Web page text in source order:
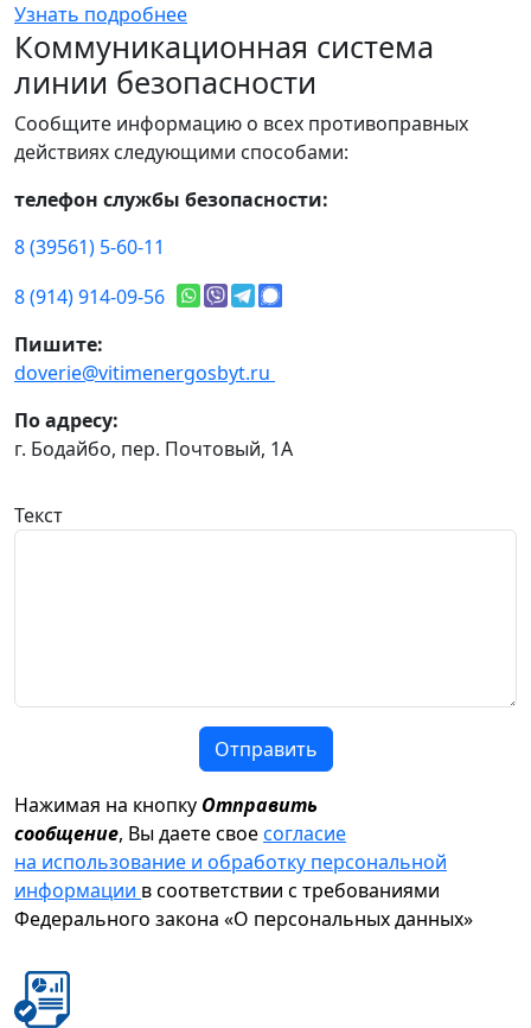
Узнать подробнее
Коммуникационная система
линии безопасности
Сообщите информацию о всех противоправных
действиях следующими способами:
телефон службы безопасности:
8 (39561) 5-60-11
8 (914) 914-09-56
Пишите:
doverie@vitimenergosbyt.ru
По адресу:
г. Бодайбо, пер. Почтовый, 1А
Текст
Отправить
Нажимая на кнопку Отправить
сообщение, Вы даете своесогласие
на использование и обработку персональной
информации в соответствии с требованиями
Федерального закона «О персональных данных»